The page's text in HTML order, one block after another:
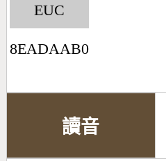
EUC
8EADAAB0
讀音